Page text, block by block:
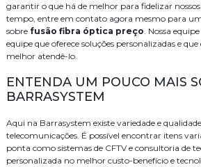
garantir o que há de melhor para fidelizar
tempo, entre em contato agora mesmo para
sobre fusão fibra óptica preço. Nossa
equipe que oferece soluções personalizadas e
melhor atendê-lo.
ENTENDA UM POUCO MAIS
BARRASYSTEM
Aqui na Barrasystem existe variedade e
telecomunicações. É possível encontrar itens
ponta como sistemas de CFTV e consultoria de
personalizada no melhor custo-benefício e